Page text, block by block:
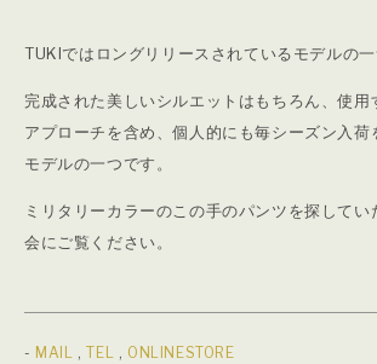
TUKIではロングリリースされているモデルの
完成された美しいシルエットはもちろん、使用
アプローチを含め、個人的にも毎シーズン入荷
モデルの一つです。
ミリタリーカラーのこの手のパンツを探して
会にご覧ください。
- MAIL ,TEL , ONLINESTORE